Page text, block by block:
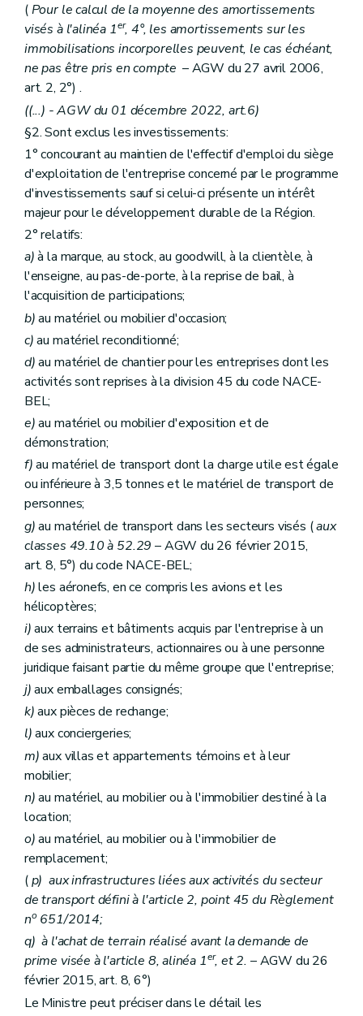
(Pour le calcul de la moyenne des amortissements
visés à l'alinéa 1er, 4°, les amortissements sur les
immobilisations incorporelles peuvent, le cas échéant,
ne pas être pris en compte – AGW du 27 avril 2006,
art. 2, 2°) .
((...) - AGW du 01 décembre 2022, art.6)
§2. Sont exclus les investissements:
1° concourant au maintien de l'effectif d'emploi du siège
d'exploitation de l'entreprise concerné par le programme
d'investissements sauf si celui-ci présente un intérêt
majeur pour le développement durable de la Région.
2° relatifs:
a)à la marque, au stock, au goodwill, à la clientèle, à
l'enseigne, au pas-de-porte, à la reprise de bail, à
l'acquisition de participations;
b)au matériel ou mobilier d'occasion;
c)au matériel reconditionné;
d)au matériel de chantier pour les entreprises dont les
activités sont reprises à la division 45 du code NACE-
BEL;
e)au matériel ou mobilier d'exposition et de
démonstration;
f)au matériel de transport dont la charge utile est égale
ou inférieure à 3,5 tonnes et le matériel de transport de
personnes;
g)au matériel de transport dans les secteurs visés (aux
classes 49.10 à 52.29 – AGW du 26 février 2015,
art. 8, 5°) du code NACE-BEL;
h)les aéronefs, en ce compris les avions et les
hélicoptères;
i)aux terrains et bâtiments acquis par l'entreprise à un
de ses administrateurs, actionnaires ou à une personne
juridique faisant partie du même groupe que l'entreprise;
j)aux emballages consignés;
k)aux pièces de rechange;
l)aux conciergeries;
m)aux villas et appartements témoins et à leur
mobilier;
n)au matériel, au mobilier ou à l'immobilier destiné à la
location;
o)au matériel, au mobilier ou à l'immobilier de
remplacement;
(p) aux infrastructures liées aux activités du secteur
de transport défini à l'article 2, point 45 du Règlement
no 651/2014;
q) à l'achat de terrain réalisé avant la demande de
prime visée à l'article 8, alinéa 1er, et 2. – AGW du 26
février 2015, art. 8, 6°)
Le Ministre peut préciser dans le détail les